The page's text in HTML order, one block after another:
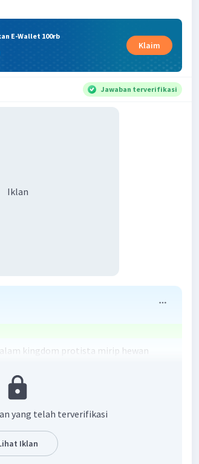
E-Wallet 100rb
Klaim
Jawaban terverifikasi
Iklan
kingdom protista mirip hewan
Balas
yang telah terverifikasi
Iklan